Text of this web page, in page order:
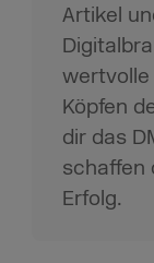
Artikel
Köpfen
dir das
schaffen
Erfolg.